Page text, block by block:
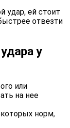
удар, ей стоит
отвезти
у
или
на нее
норм,